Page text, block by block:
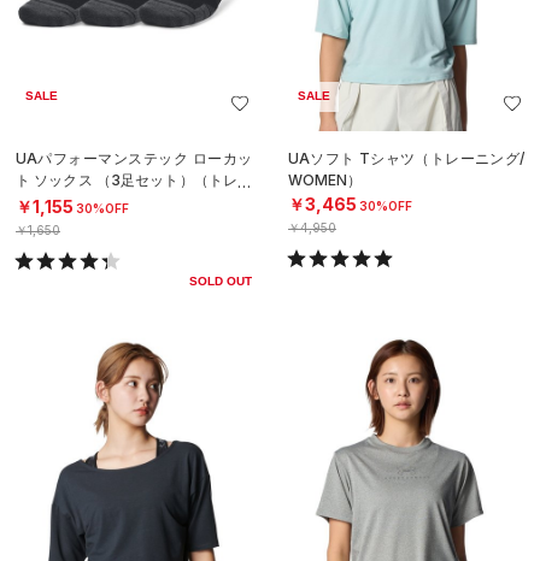
SALE
UAパフォーマンステック ローカッ
ト ソックス （3足セット）（トレー
ニング/UNISEX）
￥1,155 30%OFF
￥1,650
SOLD OUT
SALE
UAソフト Tシャツ（トレーニング/
WOMEN）
￥3,465 30%OFF
￥4,950